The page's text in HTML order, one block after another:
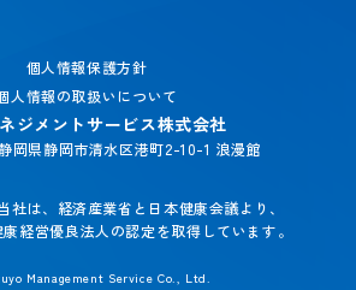
個人情報保護方針
人情報の取扱いについて
ジメントサービス株式会社
岡県静岡市清水区港町2-10-1 浪漫館
社は、経済産業省と日本健康会議より、
康経営優良法人の認定を取得しています。
Management Service Co., Ltd.